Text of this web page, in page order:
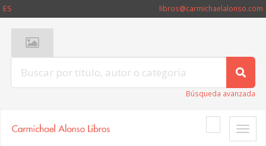
ES libros@carmichaelalonso.com
Búsqueda avanzada
Toggle